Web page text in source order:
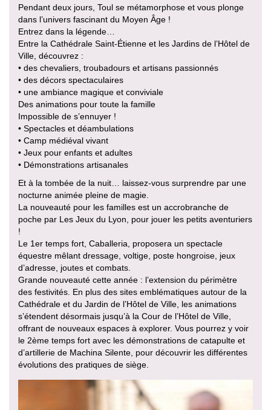
Pendant deux jours, Toul se métamorphose et vous plonge
dans l’univers fascinant du Moyen Âge !
Entrez dans la légende…
Entre la Cathédrale Saint-Étienne et les Jardins de l’Hôtel de
Ville, découvrez :
• des chevaliers, troubadours et artisans passionnés
• des décors spectaculaires
• une ambiance magique et conviviale
Des animations pour toute la famille
Impossible de s’ennuyer !
• Spectacles et déambulations
• Camp médiéval vivant
• Jeux pour enfants et adultes
• Démonstrations artisanales
Et à la tombée de la nuit… laissez-vous surprendre par une
nocturne animée pleine de magie.
La nouveauté pour les familles est un accrobranche de
poche par Les Jeux du Lyon, pour jouer les petits aventuriers
!
Le 1er temps fort, Caballeria, proposera un spectacle
équestre mêlant dressage, voltige, poste hongroise, jeux
d’adresse, joutes et combats.
Grande nouveauté cette année : l’extension du périmètre
des festivités. En plus des sites emblématiques autour de la
Cathédrale et du Jardin de l’Hôtel de Ville, les animations
s’étendent désormais jusqu’à la Cour de l’Hôtel de Ville,
offrant de nouveaux espaces à explorer. Vous pourrez y voir
le 2ème temps fort avec les démonstrations de catapulte et
d’artillerie de Machina Silente, pour découvrir les différentes
évolutions des pratiques de siège.